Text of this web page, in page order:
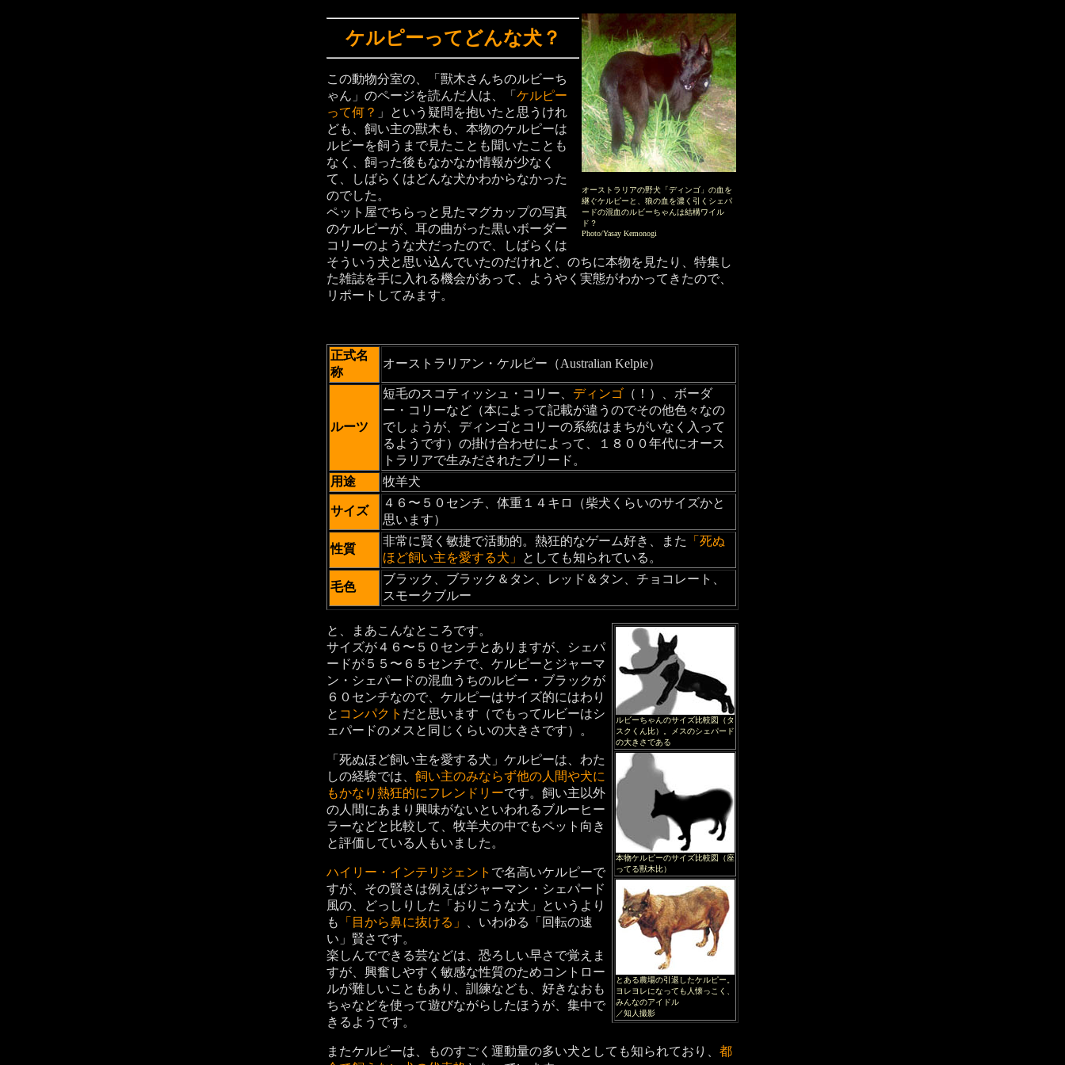
オーストラリアの野犬「ディンゴ」の血を
継ぐケルピーと、狼の血を濃く引くシェパ
ードの混血のルビーちゃんは結構ワイル
ド？
Photo/Yasay Kemonogi
ケルピーってどんな犬？
この動物分室の、「獸木さんちのルビーち
ゃん」のページを読んだ人は、「 ケルピー
って何？ 」という疑問を抱いたと思うけれ
ども、飼い主の獸木も、本物のケルピーは
ルビーを飼うまで見たことも聞いたことも
なく、飼った後もなかなか情報が少なく
て、しばらくはどんな犬かわからなかった
のでした。
ペット屋でちらっと見たマグカップの写真
のケルピーが、耳の曲がった黒いボーダー
コリーのような犬だったので、しばらくは
そういう犬と思い込んでいたのだけれど、のちに本物を見たり、特集し
た雑誌を手に入れる機会があって、ようやく実態がわかってきたので、
リポートしてみます。
正式名
称
オーストラリアン・ケルピー（Australian Kelpie）
ルーツ
短毛のスコティッシュ・コリー、 ディンゴ （！）、ボーダ
ー・コリーなど（本によって記載が違うのでその他色々なの
でしょうが、ディンゴとコリーの系統はまちがいなく入って
るようです）の掛け合わせによって、１８００年代にオース
トラリアで生みだされたブリード。
用途
牧羊犬
サイズ
４６〜５０センチ、体重１４キロ（柴犬くらいのサイズかと
思います）
性質
非常に賢く敏捷で活動的。熱狂的なゲーム好き、また
「死ぬ
ほど飼い主を愛する犬」
としても知られている。
毛色
ブラック、ブラック＆タン、レッド＆タン、チョコレート、
スモークブルー
ルビーちゃんのサイズ比較図（タ
スクくん比）。メスのシェパード
の大きさである
本物ケルピーのサイズ比較図（座
ってる獸木比）
とある農場の引退したケルピー。
ヨレヨレになっても人懐っこく、
みんなのアイドル
／知人撮影
と、まあこんなところです。
サイズが４６〜５０センチとありますが、シェパ
ードが５５〜６５センチで、ケルピーとジャーマ
ン・シェパードの混血うちのルビー・ブラックが
６０センチなので、ケルピーはサイズ的にはわり
と コンパクト だと思います（でもってルビーはシ
ェパードのメスと同じくらいの大きさです）。
「死ぬほど飼い主を愛する犬」ケルピーは、わた
しの経験では、 飼い主のみならず他の人間や犬に
もかなり熱狂的にフレンドリーです。飼い主以外
の人間にあまり興味がないといわれるブルーヒー
ラーなどと比較して、牧羊犬の中でもペット向き
と評価している人もいました。
ハイリー・インテリジェント で名高いケルピーで
すが、その賢さは例えばジャーマン・シェパード
風の、どっしりした「おりこうな犬」というより
も
「目から鼻に抜ける」
、いわゆる「回転の速
い」賢さです。
楽しんでできる芸などは、恐ろしい早さで覚えま
すが、興奮しやすく敏感な性質のためコントロー
ルが難しいこともあり、訓練なども、好きなおも
ちゃなどを使って遊びながらしたほうが、集中で
きるようです。
またケルピーは、ものすごく運動量の多い犬としても知られており、 都